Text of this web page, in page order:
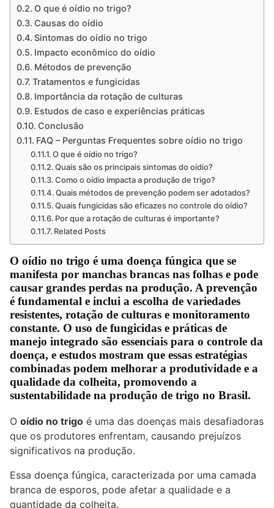
O que é oídio no trigo?
Causas do oídio
Sintomas do oídio no trigo
Impacto econômico do oídio
Métodos de prevenção
Tratamentos e fungicidas
Importância da rotação de culturas
Estudos de caso e experiências práticas
Conclusão
FAQ – Perguntas Frequentes sobre oídio no trigo
O que é oídio no trigo?
Quais são os principais sintomas do oídio?
Como o oídio impacta a produção de trigo?
Quais métodos de prevenção podem ser adotados?
Quais fungicidas são eficazes no controle do oídio?
Por que a rotação de culturas é importante?
Related Posts
O oídio no trigo é uma doença fúngica que se
manifesta por manchas brancas nas folhas e pode
causar grandes perdas na produção. A prevenção
é fundamental e inclui a escolha de variedades
resistentes, rotação de culturas e monitoramento
constante. O uso de fungicidas e práticas de
manejo integrado são essenciais para o controle da
doença, e estudos mostram que essas estratégias
combinadas podem melhorar a produtividade e a
qualidade da colheita, promovendo a
sustentabilidade na produção de trigo no Brasil.
O oídio no trigo é uma das doenças mais desafiadoras
que os produtores enfrentam, causando prejuízos
significativos na produção.
Essa doença fúngica, caracterizada por uma camada
branca de esporos, pode afetar a qualidade e a
quantidade da colheita.